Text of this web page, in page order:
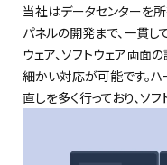
当社はデータセンターを
パネルの開発まで、一貫し
ウェア、ソフトウェア両面
細かい対応が可能です。
直しを多く行っており、ソ